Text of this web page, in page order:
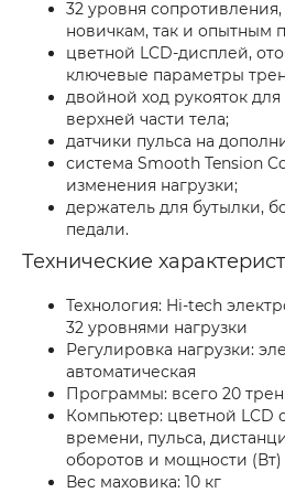
32 уровня
новичкам, так и опытным
цветной LCD-дисплей,
ключевые параметры
двойной ход рукояток
верхней части тела;
датчики пульса на
система Smooth Tension
изменения нагрузки;
держатель для бутылки,
педали.
Технические
Технология: Hi-tech
32 уровнями нагрузки
Регулировка нагрузки:
автоматическая
Программы: всего 20
Компьютер: цветной LCD
времени, пульса,
оборотов и мощности (Вт)
Вес маховика: 10 кг